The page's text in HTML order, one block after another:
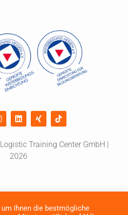
Training Center GmbH |
2026
Ihnen die bestmögliche